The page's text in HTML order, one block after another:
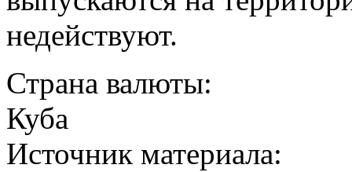
недействуют.
Страна валюты:
Куба
Источник материала: